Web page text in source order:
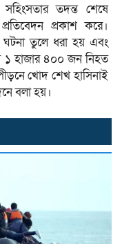
তদন্ত শেষে
প্রকাশ করে।
ঘটনা তুলে ধরা হয় এবং
১ হাজার ৪০০ জন নিহত
খোদ শেখ হাসিনাই
বলা হয়।